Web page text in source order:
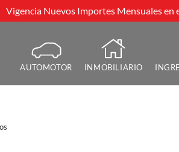
Vigencia Nuevos Importes Mensuales
AUTOMOTOR INMOBILIARIO